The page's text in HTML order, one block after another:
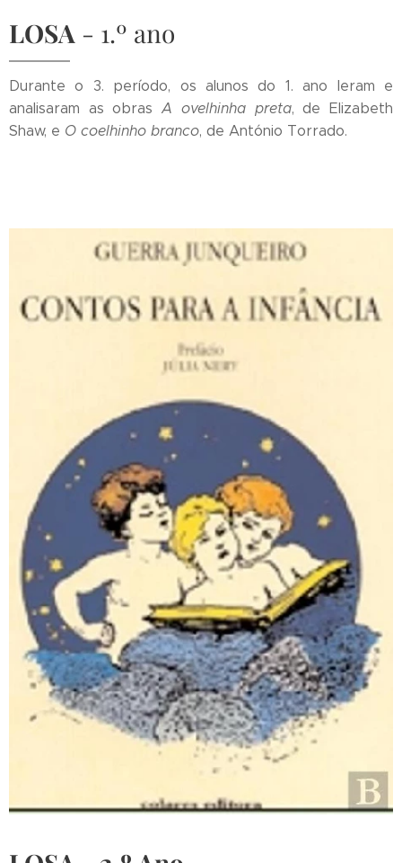
LOSA - 1.º ano
Durante o 3. período, os alunos do 1. ano leram e
analisaram as obrasA ovelhinha preta, de Elizabeth
Shaw, e O coelhinho branco, de António Torrado.